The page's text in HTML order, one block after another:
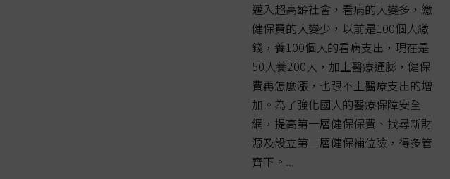
邁入超高齡社會，看病的人變多，繳
健保費的人變少，以前是100個人繳
錢，養100個人的看病支出，現在是
50人養200人，加上醫療通膨，健保
費再怎麼漲，也跟不上醫療支出的增
加。為了強化國人的醫療保障安全
網，提高第一層健保保費、找尋新財
源及設立第二層健保補位險，得多管
齊下。...